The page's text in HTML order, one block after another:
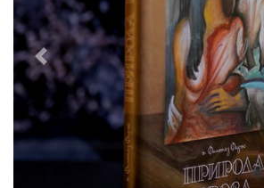
15. ЈАНУАР 2011. ВЕСТИ
Eпископ Атанасије: Артемијева секта -
парасинагога=парацрква
7. ОКТОБАР 2012. ВЕСТИ
Eпископ Западноамерички Г. Максим у
Призрену